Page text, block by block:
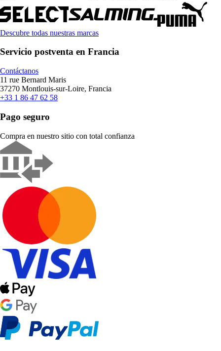
Descubre todas nuestras marcas
Servicio postventa en Francia
Contáctanos
11 rue Bernard Maris
37270 Montlouis-sur-Loire, Francia
+33 1 86 47 62 58
Pago seguro
Compra en nuestro sitio con total confianza